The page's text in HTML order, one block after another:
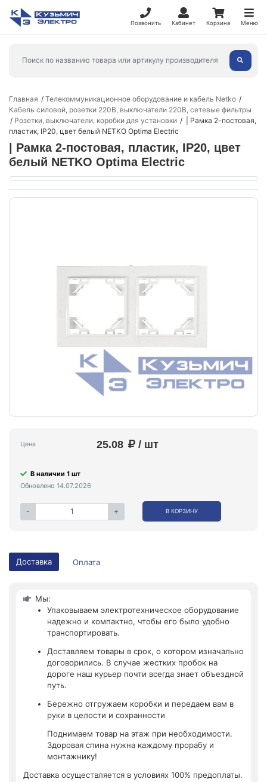
Позвонить Кабинет Корзина Меню
Главная
Телекоммуникационное оборудование и кабель Netko
Кабель силовой, розетки 220В, выключатели 220В, сетевые фильтры
Розетки, выключатели, коробки для установки
| Рамка 2-постовая,
пластик, IP20, цвет белый NETKO Optima Electric
| Рамка 2-постовая, пластик, IP20, цвет
белый NETKO Optima Electric
Цена 25.08 / шт
В наличии 1 шт
Обновлено 14.07.2026
- + В КОРЗИНУ
Доставка Оплата
Мы:
Упаковываем электротехническое оборудование
надежно и компактно, чтобы его было удобно
транспортировать.
Доставляем товары в срок, о котором изначально
договорились. В случае жестких пробок на
дороге наш курьер почти всегда знает объездной
путь.
Бережно отгружаем коробки и передаем вам в
руки в целости и сохранности
Поднимаем товар на этаж при необходимости.
Здоровая спина нужна каждому прорабу и
монтажнику!
Доставка осуществляется в условиях 100% предоплаты.